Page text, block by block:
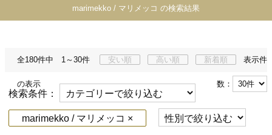
marimekko / マリメッコ の検索結果
全180件中 1～30件
の表示
安い順 高い順 新着順 表示件
数：
検索条件：
marimekko / マリメッコ ×